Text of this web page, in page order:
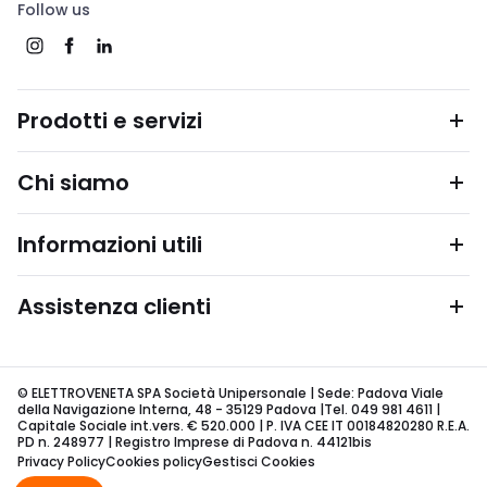
Follow us
Prodotti e servizi
Chi siamo
Informazioni utili
Assistenza clienti
© ELETTROVENETA SPA Società Unipersonale | Sede: Padova Viale
della Navigazione Interna, 48 - 35129 Padova |Tel. 049 981 4611 |
Capitale Sociale int.vers. € 520.000 | P. IVA CEE IT 00184820280 R.E.A.
PD n. 248977 | Registro Imprese di Padova n. 44121bis
Privacy PolicyCookies policyGestisci Cookies